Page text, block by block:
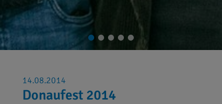
14.08.2014
Donaufest 2014